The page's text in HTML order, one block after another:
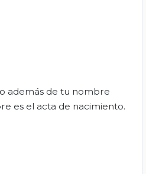
además de tu nombre
es el acta de nacimiento.